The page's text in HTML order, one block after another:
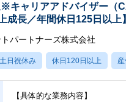
キャリアアドバイザー（
成長／年間休日125日以上】
パートナーズ株式会社
土日祝休み 休日120日以上
【具体的な業務内容】